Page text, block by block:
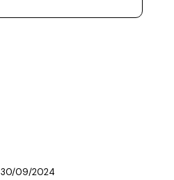
30/09/2024